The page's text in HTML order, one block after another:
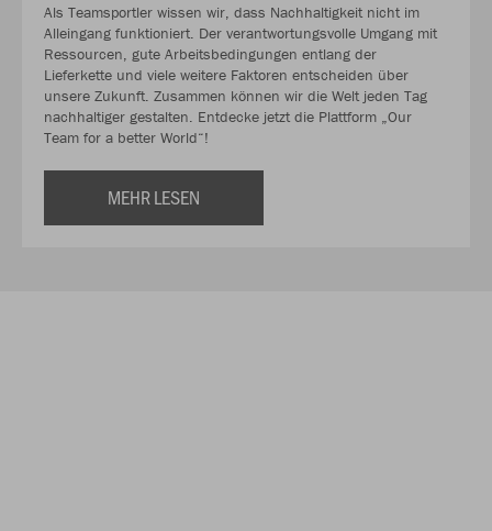
Als Teamsportler wissen wir, dass Nachhaltigkeit nicht im
Alleingang funktioniert. Der verantwortungsvolle Umgang mit
Ressourcen, gute Arbeitsbedingungen entlang der
Lieferkette und viele weitere Faktoren entscheiden über
unsere Zukunft. Zusammen können wir die Welt jeden Tag
nachhaltiger gestalten. Entdecke jetzt die Plattform „Our
Team for a better World“!
MEHR LESEN